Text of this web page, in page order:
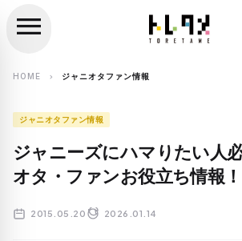
search
menu
HOME chevron_right ジャニオタファン情報
ジャニオタファン情報
ジャニーズにハマりたい人
オタ・ファンお役立ち情報！
2015.05.20 2026.01.14